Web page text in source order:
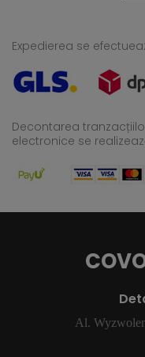
Expedierea se
Decontarea
electronice se
Al.